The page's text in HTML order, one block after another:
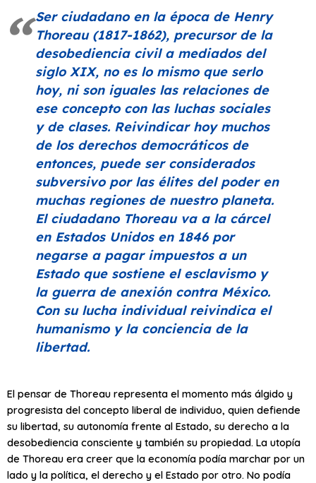
Ser ciudadano en la época de Henry
Thoreau (1817-1862), precursor de la
desobediencia civil a mediados del
siglo XIX, no es lo mismo que serlo
hoy, ni son iguales las relaciones de
ese concepto con las luchas sociales
y de clases. Reivindicar hoy muchos
de los derechos democráticos de
entonces, puede ser considerados
subversivo por las élites del poder en
muchas regiones de nuestro planeta.
El ciudadano Thoreau va a la cárcel
en Estados Unidos en 1846 por
negarse a pagar impuestos a un
Estado que sostiene el esclavismo y
la guerra de anexión contra México.
Con su lucha individual reivindica el
humanismo y la conciencia de la
libertad.
El pensar de Thoreau representa el momento más álgido y
progresista del concepto liberal de individuo, quien defiende
su libertad, su autonomía frente al Estado, su derecho a la
desobediencia consciente y también su propiedad. La utopía
de Thoreau era creer que la economía podía marchar por un
lado y la política, el derecho y el Estado por otro. No podía